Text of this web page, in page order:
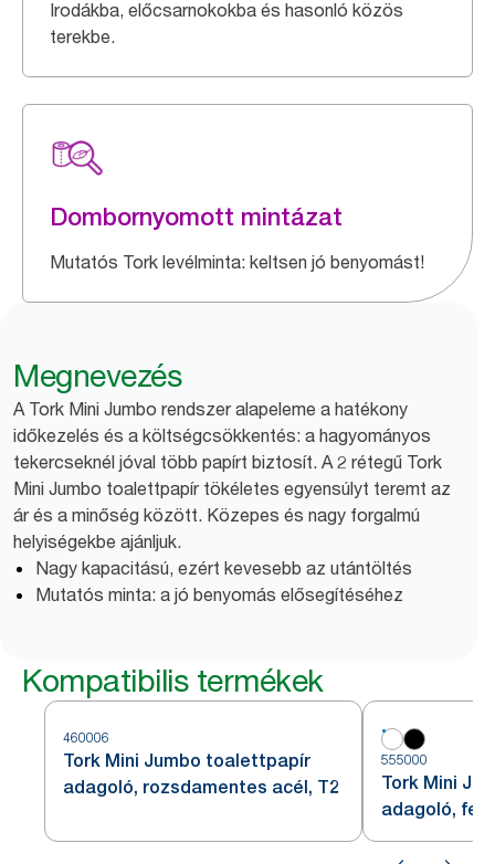
Irodákba, előcsarnokokba és hasonló közös
terekbe.
Dombornyomott mintázat
Mutatós Tork levélminta: keltsen jó benyomást!
Megnevezés
A Tork Mini Jumbo rendszer alapeleme a hatékony
időkezelés és a költségcsökkentés: a hagyományos
tekercseknél jóval több papírt biztosít. A 2 rétegű Tork
Mini Jumbo toalettpapír tökéletes egyensúlyt teremt az
ár és a minőség között. Közepes és nagy forgalmú
helyiségekbe ajánljuk.
Nagy kapacitású, ezért kevesebb az utántöltés
Mutatós minta: a jó benyomás elősegítéséhez
Kompatibilis termékek
460006
Tork Mini Jumbo toalettpapír
adagoló, rozsdamentes acél, T2
555000
Tork Mini
adagoló,